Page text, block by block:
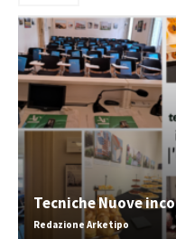
Tecniche Nuove
Redazione Arketipo